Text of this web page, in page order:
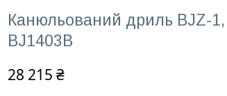
Канюльований дриль BJZ-
BJ1403B
28 215 ₴